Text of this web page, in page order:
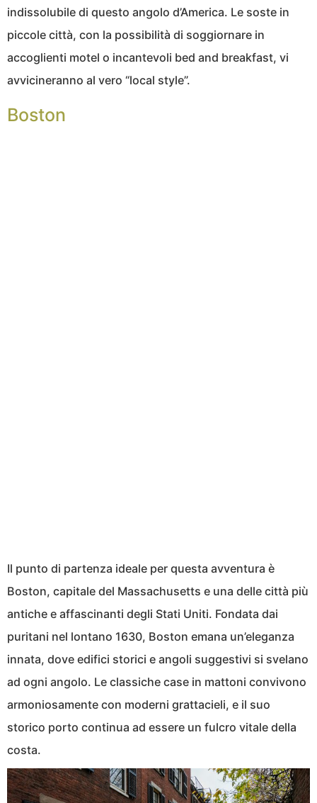
indissolubile di questo angolo d’America. Le soste in
piccole città, con la possibilità di soggiornare in
accoglienti motel o incantevoli bed and breakfast, vi
avvicineranno al vero “local style”.
Boston
Il punto di partenza ideale per questa avventura è
Boston, capitale del Massachusetts e una delle città più
antiche e affascinanti degli Stati Uniti. Fondata dai
puritani nel lontano 1630, Boston emana un’eleganza
innata, dove edifici storici e angoli suggestivi si svelano
ad ogni angolo. Le classiche case in mattoni convivono
armoniosamente con moderni grattacieli, e il suo
storico porto continua ad essere un fulcro vitale della
costa.